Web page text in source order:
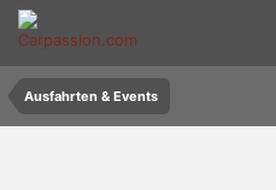
Ausfahrten & Events